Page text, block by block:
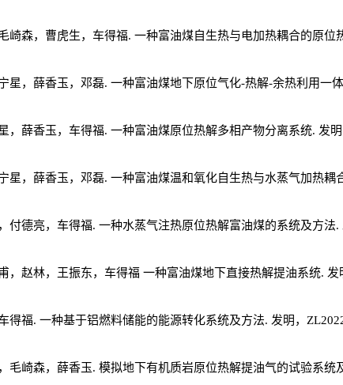
崎森，曹虎生，车得福. 一种富油煤自生热与电加热耦合的原位
星，薛香玉，邓磊. 一种富油煤地下原位气化-热解-余热利用一
，薛香玉，车得福. 一种富油煤原位热解多相产物分离系统. 发明
星，薛香玉，邓磊. 一种富油煤温和氧化自生热与水蒸气加热耦
付德亮，车得福. 一种水蒸气注热原位热解富油煤的系统及方法.
，赵林，王振东，车得福 一种富油煤地下直接热解提油系统. 发
得福. 一种基于铝燃料储能的能源转化系统及方法. 发明，
毛崎森，薛香玉. 模拟地下有机质岩原位热解提油气的试验系统